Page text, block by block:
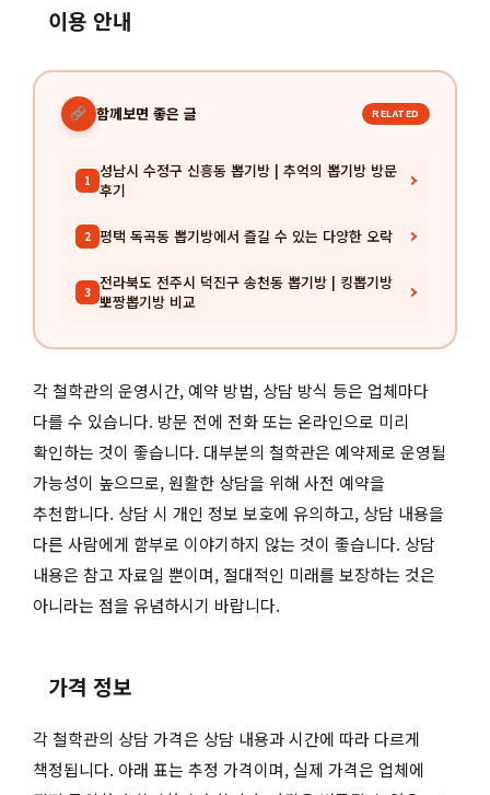
이용 안내
함께보면 좋은 글 RELATED
1 성남시 수정구 신흥동 뽑기방 | 추억의 뽑기방 방문
후기
2 평택 독곡동 뽑기방에서 즐길 수 있는 다양한 오락
3 전라북도 전주시 덕진구 송천동 뽑기방 | 킹뽑기방
뽀짱뽑기방 비교
각 철학관의 운영시간, 예약 방법, 상담 방식 등은 업체마다
다를 수 있습니다. 방문 전에 전화 또는 온라인으로 미리
확인하는 것이 좋습니다. 대부분의 철학관은 예약제로 운영될
가능성이 높으므로, 원활한 상담을 위해 사전 예약을
추천합니다. 상담 시 개인 정보 보호에 유의하고, 상담 내용을
다른 사람에게 함부로 이야기하지 않는 것이 좋습니다. 상담
내용은 참고 자료일 뿐이며, 절대적인 미래를 보장하는 것은
아니라는 점을 유념하시기 바랍니다.
가격 정보
각 철학관의 상담 가격은 상담 내용과 시간에 따라 다르게
책정됩니다. 아래 표는 추정 가격이며, 실제 가격은 업체에